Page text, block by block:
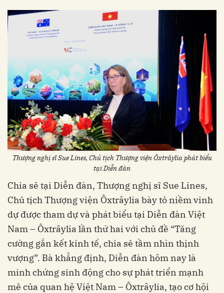
Thượng nghị sĩ Sue Lines, Chủ tịch Thượng viện Ôxtrâylia phát biểu
tại Diễn đàn
Chia sẻ tại Diễn đàn, Thượng nghị sĩ Sue Lines,
Chủ tịch Thượng viện Ôxtrâylia bày tỏ niềm vinh
dự được tham dự và phát biểu tại Diễn đàn Việt
Nam – Ôxtrâylia lần thứ hai với chủ đề “Tăng
cường gắn kết kinh tế, chia sẻ tầm nhìn thịnh
vượng”. Bà khẳng định, Diễn đàn hôm nay là
minh chứng sinh động cho sự phát triển mạnh
mẽ của quan hệ Việt Nam – Ôxtrâylia, tạo cơ hội